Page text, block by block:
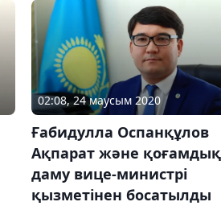
02:08, 24 маусым 2020
Ғабидулла Оспанқұлов
Ақпарат және қоғамдық
даму вице-министрі
қызметінен босатылды